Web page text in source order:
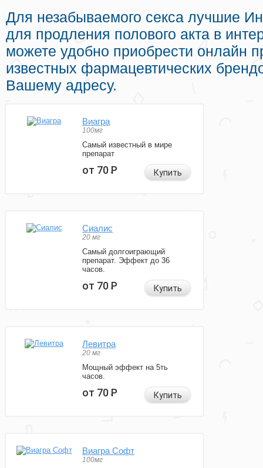
Для незабываемого секса лучшие
для продления полового акта в
можете удобно приобрести онлайн
известных фармацевтических
Вашему адресу.
Виагра
100мг
Самый известный в мире
препарат
от 70Р Купить
Сиалис
20 мг
Самый долгоиграющий
препарат. Эффект до 36
часов.
от 70Р Купить
Левитра
20 мг
Мощный эффект на 5ть
часов.
от 70Р Купить
Виагра Софт
100мг